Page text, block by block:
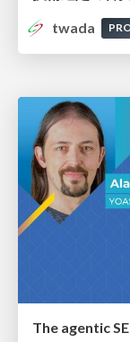
twada
The agentic